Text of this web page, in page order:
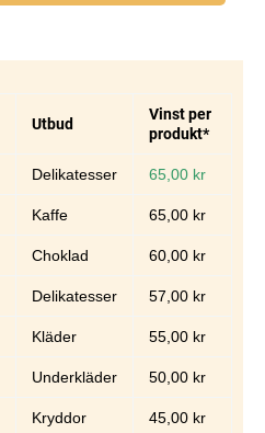
Utbud
Vinst per
produkt*
Delikatesser 65,00 kr
Kaffe 65,00 kr
Choklad 60,00 kr
Delikatesser 57,00 kr
Kläder 55,00 kr
Underkläder 50,00 kr
Kryddor 45,00 kr